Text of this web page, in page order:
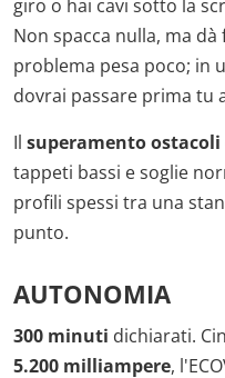
giro o hai cavi sotto la
Non spacca nulla, ma
problema pesa poco; in
dovrai passare prima tu
Il superamento
tappeti bassi e soglie
profili spessi tra una
punto.
AUTONOMIA
300 minuti dichiarati.
5.200 milliampere,